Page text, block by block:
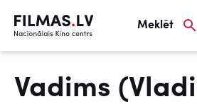
Meklēt
Vadims